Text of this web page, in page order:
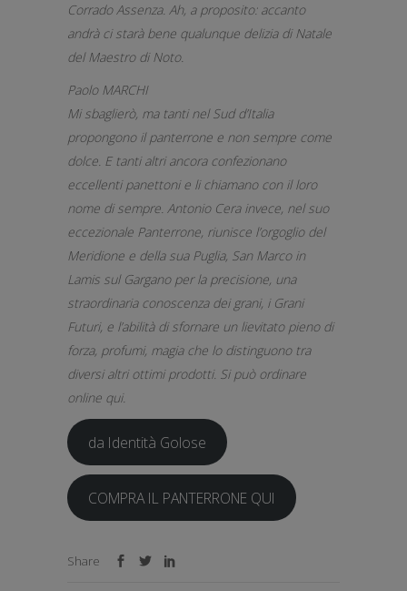
Corrado Assenza. Ah, a proposito: accanto
andrà ci starà bene qualunque delizia di Natale
del Maestro di Noto.
Paolo MARCHI
Mi sbaglierò, ma tanti nel Sud d’Italia
propongono il panterrone e non sempre come
dolce. E tanti altri ancora confezionano
eccellenti panettoni e li chiamano con il loro
nome di sempre. Antonio Cera invece, nel suo
eccezionale Panterrone, riunisce l’orgoglio del
Meridione e della sua Puglia, San Marco in
Lamis sul Gargano per la precisione, una
straordinaria conoscenza dei grani, i Grani
Futuri, e l’abilità di sfornare un lievitato pieno di
forza, profumi, magia che lo distinguono tra
diversi altri ottimi prodotti. Si può ordinare
online qui.
da Identità Golose
COMPRA IL PANTERRONE QUI
Share